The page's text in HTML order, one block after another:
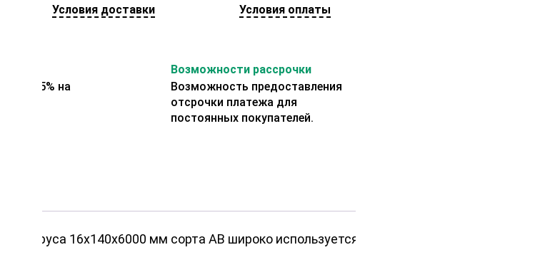
Условия доставки Условия оплаты
5% на
Возможности рассрочки
Возможность предоставления
отсрочки платежа для
постоянных покупателей.
бруса 16х140х6000 мм сорта АВ широко используется в